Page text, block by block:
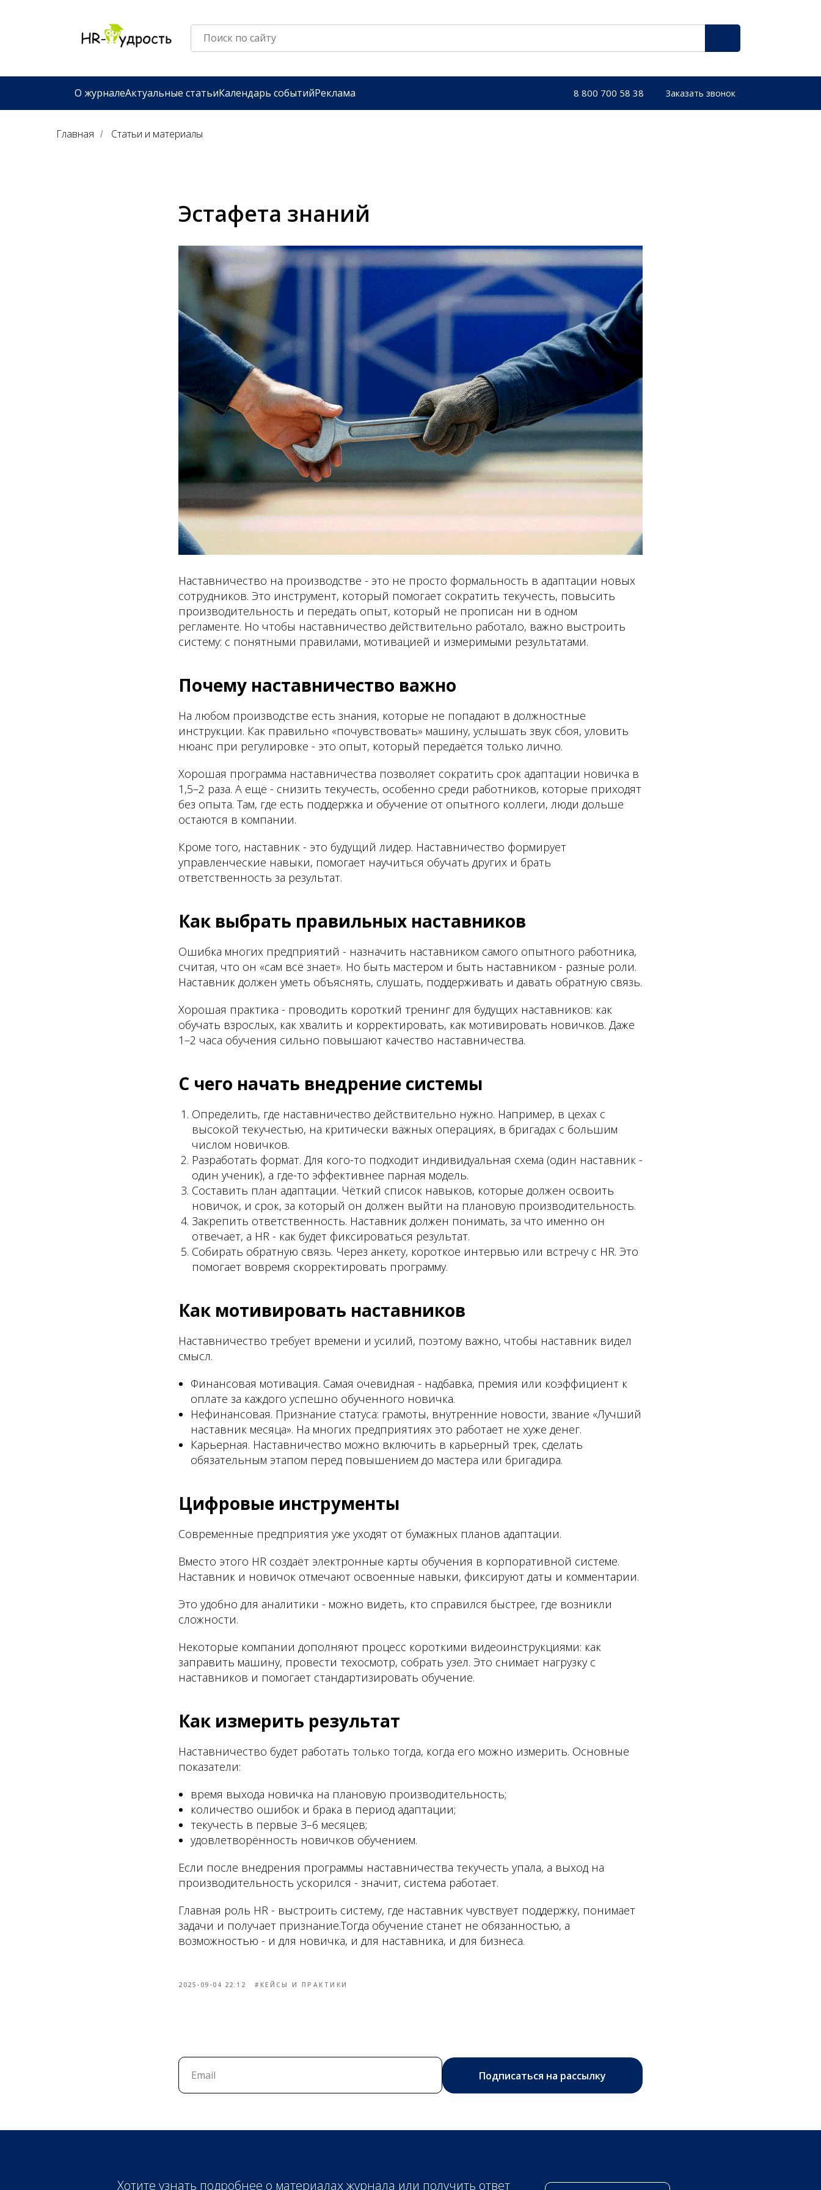
О журналеАктуальные статьиКалендарь событийРеклама 8 800 700 58 38 Заказать звонок
Главная / Статьи и материалы
Эстафета знаний
Наставничество на производстве - это не просто формальность в адаптации новых
сотрудников. Это инструмент, который помогает сократить текучесть, повысить
производительность и передать опыт, который не прописан ни в одном
регламенте. Но чтобы наставничество действительно работало, важно выстроить
систему: с понятными правилами, мотивацией и измеримыми результатами.
Почему наставничество важно
На любом производстве есть знания, которые не попадают в должностные
инструкции. Как правильно «почувствовать» машину, услышать звук сбоя, уловить
нюанс при регулировке - это опыт, который передаётся только лично.
Хорошая программа наставничества позволяет сократить срок адаптации новичка в
1,5–2 раза. А ещё - снизить текучесть, особенно среди работников, которые приходят
без опыта. Там, где есть поддержка и обучение от опытного коллеги, люди дольше
остаются в компании.
Кроме того, наставник - это будущий лидер. Наставничество формирует
управленческие навыки, помогает научиться обучать других и брать
ответственность за результат.
Как выбрать правильных наставников
Ошибка многих предприятий - назначить наставником самого опытного работника,
считая, что он «сам всё знает». Но быть мастером и быть наставником - разные роли.
Наставник должен уметь объяснять, слушать, поддерживать и давать обратную связь.
Хорошая практика - проводить короткий тренинг для будущих наставников: как
обучать взрослых, как хвалить и корректировать, как мотивировать новичков. Даже
1–2 часа обучения сильно повышают качество наставничества.
С чего начать внедрение системы
Определить, где наставничество действительно нужно. Например, в цехах с
высокой текучестью, на критически важных операциях, в бригадах с большим
числом новичков.
Разработать формат. Для кого-то подходит индивидуальная схема (один наставник -
один ученик), а где-то эффективнее парная модель.
Составить план адаптации. Чёткий список навыков, которые должен освоить
новичок, и срок, за который он должен выйти на плановую производительность.
Закрепить ответственность. Наставник должен понимать, за что именно он
отвечает, а HR - как будет фиксироваться результат.
Собирать обратную связь. Через анкету, короткое интервью или встречу с HR. Это
помогает вовремя скорректировать программу.
Как мотивировать наставников
Наставничество требует времени и усилий, поэтому важно, чтобы наставник видел
смысл.
Финансовая мотивация. Самая очевидная - надбавка, премия или коэффициент к
оплате за каждого успешно обученного новичка.
Нефинансовая. Признание статуса: грамоты, внутренние новости, звание «Лучший
наставник месяца». На многих предприятиях это работает не хуже денег.
Карьерная. Наставничество можно включить в карьерный трек, сделать
обязательным этапом перед повышением до мастера или бригадира.
Цифровые инструменты
Современные предприятия уже уходят от бумажных планов адаптации.
Вместо этого HR создаёт электронные карты обучения в корпоративной системе.
Наставник и новичок отмечают освоенные навыки, фиксируют даты и комментарии.
Это удобно для аналитики - можно видеть, кто справился быстрее, где возникли
сложности.
Некоторые компании дополняют процесс короткими видеоинструкциями: как
заправить машину, провести техосмотр, собрать узел. Это снимает нагрузку с
наставников и помогает стандартизировать обучение.
Как измерить результат
Наставничество будет работать только тогда, когда его можно измерить. Основные
показатели:
время выхода новичка на плановую производительность;
количество ошибок и брака в период адаптации;
текучесть в первые 3–6 месяцев;
удовлетворённость новичков обучением.
Если после внедрения программы наставничества текучесть упала, а выход на
производительность ускорился - значит, система работает.
Главная роль HR - выстроить систему, где наставник чувствует поддержку, понимает
задачи и получает признание.Тогда обучение станет не обязанностью, а
возможностью - и для новичка, и для наставника, и для бизнеса.
2025-09-04 22:12 #КЕЙСЫ И ПРАКТИКИ
Подписаться на рассылку
Хотите узнать подробнее о материалах журнала или получить ответ